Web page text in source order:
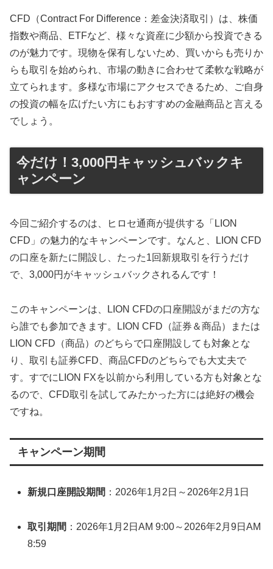
CFD（Contract For Difference：差金決済取引）は、株価
指数や商品、ETFなど、様々な資産に少額から投資できる
のが魅力です。現物を保有しないため、買いからも売りか
らも取引を始められ、市場の動きに合わせて柔軟な戦略が
立てられます。多様な市場にアクセスできるため、ご自身
の投資の幅を広げたい方にもおすすめの金融商品と言える
でしょう。
今だけ！3,000円キャッシュバックキ
ャンペーン
今回ご紹介するのは、ヒロセ通商が提供する「LION
CFD」の魅力的なキャンペーンです。なんと、LION CFD
の口座を新たに開設し、たった1回新規取引を行うだけ
で、3,000円がキャッシュバックされるんです！
このキャンペーンは、LION CFDの口座開設がまだの方な
ら誰でも参加できます。LION CFD（証券＆商品）または
LION CFD（商品）のどちらで口座開設しても対象とな
り、取引も証券CFD、商品CFDのどちらでも大丈夫で
す。すでにLION FXを以前から利用している方も対象とな
るので、CFD取引を試してみたかった方には絶好の機会
ですね。
キャンペーン期間
新規口座開設期間 ：2026年1月2日～2026年2月1日
取引期間 ：2026年1月2日AM 9:00～2026年2月9日AM
8:59